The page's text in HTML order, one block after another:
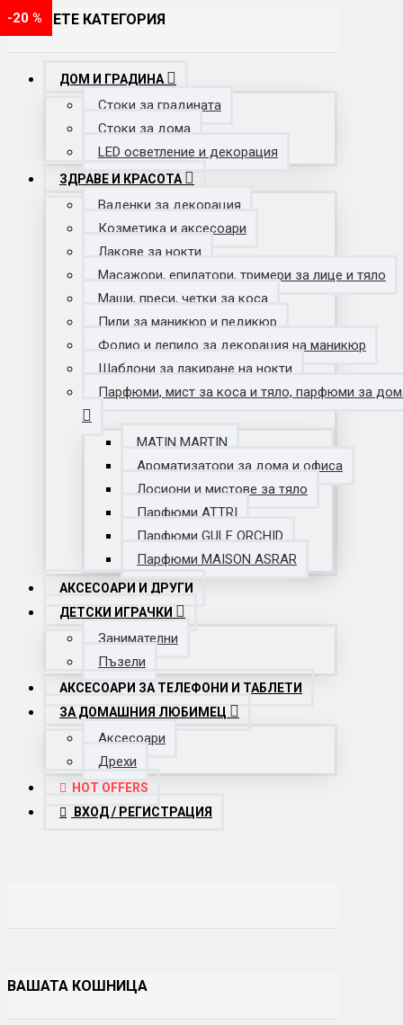
ИЗБЕРЕТЕ КАТЕГОРИЯ
ДОМ И ГРАДИНА
Стоки за градината
Стоки за дома
LED осветление и декорация
ЗДРАВЕ И КРАСОТА
Ваденки за декорация
Козметика и аксесоари
Лакове за нокти
Масажори, епилатори, тримери за лице и тяло
Маши, преси, четки за коса
Пили за маникюр и педикюр
Фолио и лепило за декорация на маникюр
Шаблони за лакиране на нокти
Парфюми, мист за коса и тяло, парфюми за
MATIN MARTIN
Ароматизатори за дома и офиса
Лосиони и мистове за тяло
Парфюми ATTRI
Парфюми GULF ORCHID
Парфюми MAISON ASRAR
АКСЕСОАРИ И ДРУГИ
ДЕТСКИ ИГРАЧКИ
Занимателни
Пъзели
АКСЕСОАРИ ЗА ТЕЛЕФОНИ И ТАБЛЕТИ
ЗА ДОМАШНИЯ ЛЮБИМЕЦ
Аксесоари
Дрехи
HOT OFFERS
ВХОД / РЕГИСТРАЦИЯ
ВАШАТА КОШНИЦА
-29 %
-24 %
-20 %